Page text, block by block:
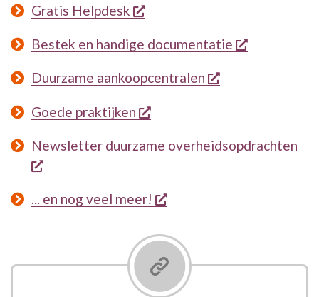
Gratis Helpdesk opent een nieuw venster
Bestek en handige documentatie opent een
Duurzame aankoopcentralen opent een
Goede praktijken opent een nieuw venster
Newsletter duurzame overheidsopdrachten
opent een nieuw venster
... en nog veel meer! opent een nieuw venster